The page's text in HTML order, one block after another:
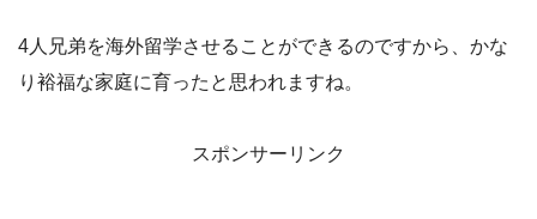
4人兄弟を海外留学させることができるのですから、かな
り裕福な家庭に育ったと思われますね。
スポンサーリンク